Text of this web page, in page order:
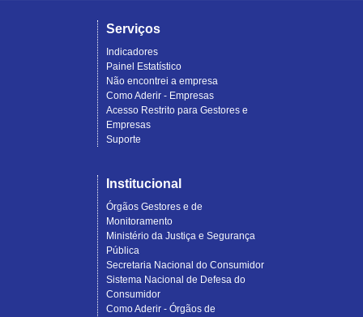
Serviços
Indicadores
Painel Estatístico
Não encontrei a empresa
Como Aderir - Empresas
Acesso Restrito para Gestores e
Empresas
Suporte
Institucional
Órgãos Gestores e de
Monitoramento
Ministério da Justiça e Segurança
Pública
Secretaria Nacional do Consumidor
Sistema Nacional de Defesa do
Consumidor
Como Aderir - Órgãos de